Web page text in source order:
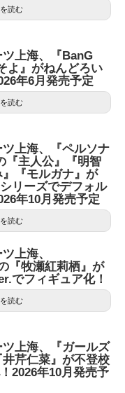
読む
上海、『BanG
よ』がねんどろい
年6月発売予定
読む
上海、『ペルソナ
『主人公』『明智
『モルガナ』が
リーズでデフォル
年10月発売予定
読む
上海、
『牧瀬紅莉栖』が
でフィギュア化！
読む
上海、『ガールズ
芹仁菜』が不登校
2026年10月発売予